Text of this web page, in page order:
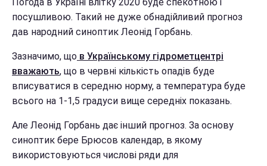
Погода в Україні влітку 2020 буде спекотною і
посушливою. Такий не дуже обнадійливий прогноз
дав народний синоптик Леонід Горбань.
Зазначимо, що в Українському гідрометцентрі
вважають, що в червні кількість опадів буде
вписуватися в середню норму, а температура буде
всього на 1-1,5 градуси вище середніх показань.
Але Леонід Горбань дає інший прогноз. За основу
синоптик бере Брюсов календар, в якому
використовуються числові ряди для